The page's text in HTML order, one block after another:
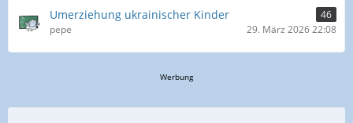
Umerziehung ukrainischer Kinder
46
pepe
29. März 2026 22:08
Werbung